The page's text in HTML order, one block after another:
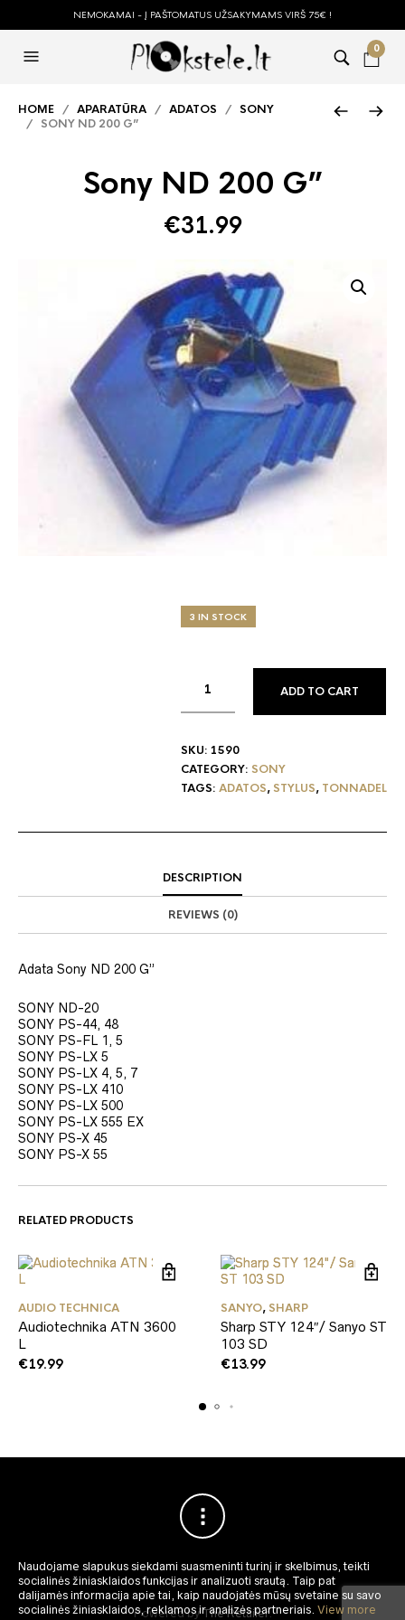
NEMOKAMAI - Į PAŠTOMATUS UŽSAKYMAMS VIRŠ 75€ !
0
HOME / APARATŪRA / ADATOS / SONY
/ SONY ND 200 G”
Sony ND 200 G”
€31.99
3 IN STOCK
ADD TO CART
SKU: 1590
CATEGORY: SONY
TAGS: ADATOS, STYLUS, TONNADEL
DESCRIPTION
REVIEWS (0)
Adata Sony ND 200 G”
SONY ND-20
SONY PS-44, 48
SONY PS-FL 1, 5
SONY PS-LX 5
SONY PS-LX 4, 5, 7
SONY PS-LX 410
SONY PS-LX 500
SONY PS-LX 555 EX
SONY PS-X 45
SONY PS-X 55
RELATED PRODUCTS
AUDIO TECHNICA
Audiotechnika ATN 3600
L
€19.99
SANYO, SHARP
Sharp STY 124″/ Sanyo ST
103 SD
€13.99
Powered byThe Retailer.
Naudojame slapukus siekdami suasmeninti turinį ir skelbimus, teikti
socialinės žiniasklaidos funkcijas ir analizuoti srautą. Taip pat
dalijamės informacija apie tai, kaip naudojatės mūsų svetaine su savo
socialinės žiniasklaidos, reklamos ir analizės partneriais. View more